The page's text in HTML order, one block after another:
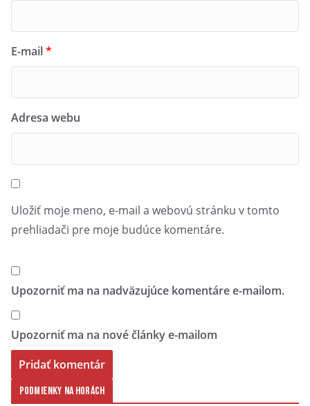
E-mail*
Adresa webu
Uložiť moje meno, e-mail a webovú stránku v tomto
prehliadači pre moje budúce komentáre.
Upozorniť ma na nadväzujúce komentáre e-mailom.
Upozorniť ma na nové články e-mailom
Podmienky na horách